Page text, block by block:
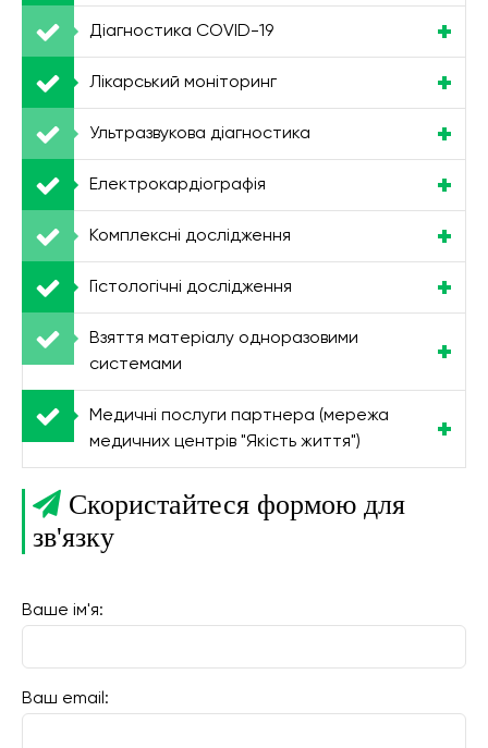
Діагностика COVID-19
Лікарський моніторинг
Ультразвукова діагностика
Електрокардіографія
Комплексні дослідження
Гістологічні дослідження
Взяття матеріалу одноразовими
системами
Медичні послуги партнера (мережа
медичних центрів "Якість життя")
Скористайтеся формою для
зв'язку
Ваше ім'я:
Ваш email: